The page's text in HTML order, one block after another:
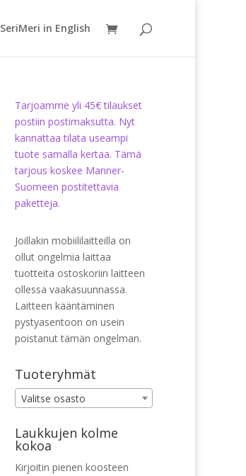
SeriMeri in English
Tarjoamme yli 45€ tilaukset
postiin postimaksutta. Nyt
kannattaa tilata useampi
tuote samalla kertaa. Tämä
tarjous koskee Manner-
Suomeen postitettavia
paketteja.
Joillakin mobiililaitteilla on
ollut ongelmia laittaa
tuotteita ostoskoriin laitteen
ollessa vaakasuunnassa.
Laitteen kääntäminen
pystyasentoon on usein
poistanut tämän ongelman.
Tuoteryhmät
Valitse osasto
Laukkujen kolme
kokoa
Kirjoitin pienen koosteen